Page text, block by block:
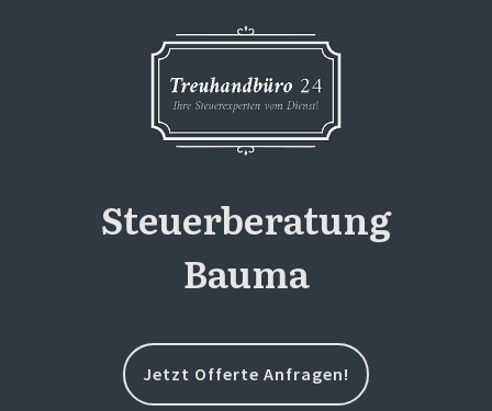
Steuerberatung
Bauma
Jetzt Offerte Anfragen!